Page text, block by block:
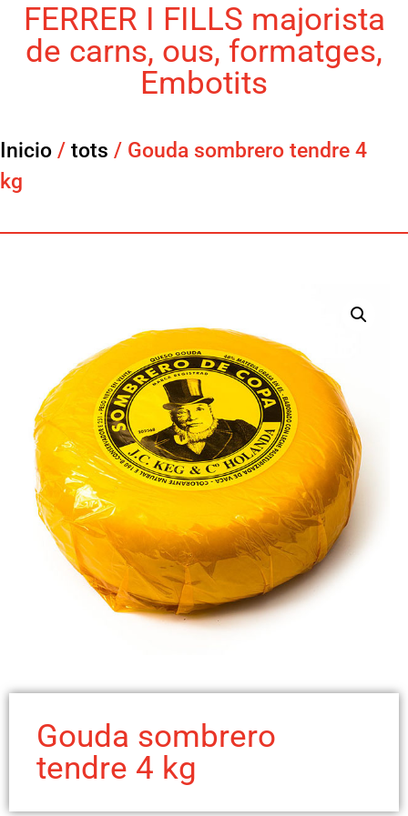
FERRER I FILLS majorista
de carns, ous, formatges,
Embotits
Inicio / tots / Gouda sombrero tendre 4
kg
Gouda sombrero
tendre 4 kg